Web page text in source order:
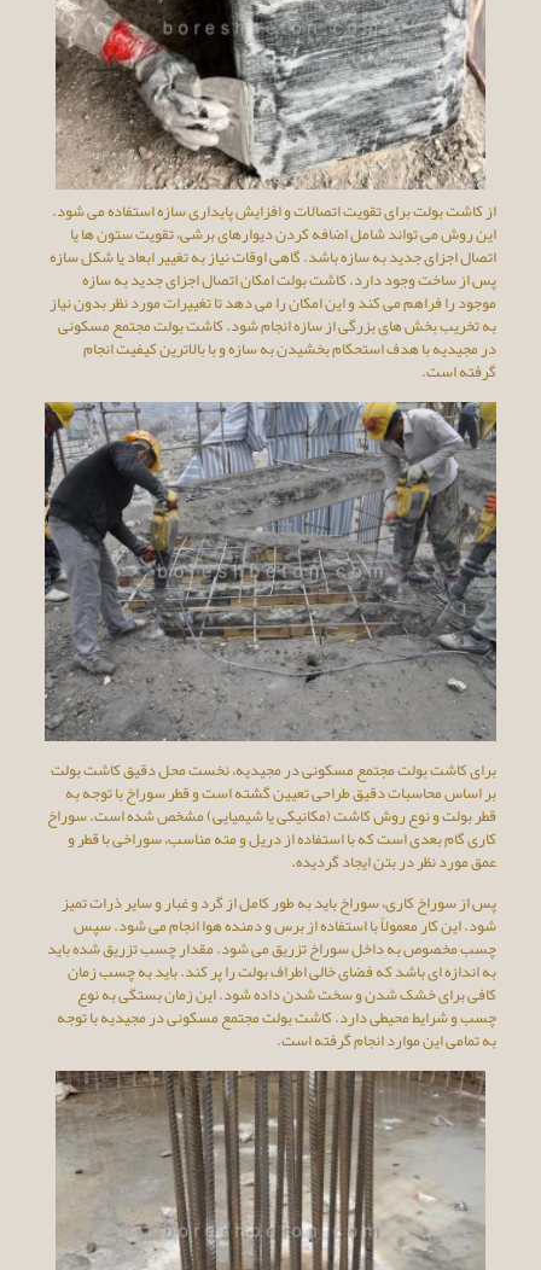
از کاشت بولت برای تقویت اتصالات و افزایش پایداری سازه استفاده می شود.
این روش می تواند شامل اضافه کردن دیوارهای برشی، تقویت ستون ها یا
اتصال اجزای جدید به سازه باشد. گاهی اوقات نیاز به تغییر ابعاد یا شکل سازه
پس از ساخت وجود دارد. کاشت بولت امکان اتصال اجزای جدید به سازه
موجود را فراهم می کند و این امکان را می دهد تا تغییرات مورد نظر بدون نیاز
به تخریب بخش های بزرگی از سازه انجام شود. کاشت بولت مجتمع مسکونی
در مجیدیه با هدف استحکام بخشیدن به سازه و با بالاترین کیفیت انجام
گرفته است.
برای کاشت بولت مجتمع مسکونی در مجیدیه، نخست محل دقیق کاشت بولت
بر اساس محاسبات دقیق طراحی تعیین گشته است و قطر سوراخ با توجه به
قطر بولت و نوع روش کاشت (مکانیکی یا شیمیایی) مشخص شده است. سوراخ
کاری گام بعدی است که با استفاده از دریل و مته مناسب، سوراخی با قطر و
عمق مورد نظر در بتن ایجاد گردیده.
پس از سوراخ کاری، سوراخ باید به طور کامل از گرد و غبار و سایر ذرات تمیز
شود. این کار معمولاً با استفاده از برس و دمنده هوا انجام می شود. سپس
چسب مخصوص به داخل سوراخ تزریق می شود. مقدار چسب تزریق شده باید
به اندازه ای باشد که فضای خالی اطراف بولت را پر کند. باید به چسب زمان
کافی برای خشک شدن و سخت شدن داده شود. این زمان بستگی به نوع
چسب و شرایط محیطی دارد. کاشت بولت مجتمع مسکونی در مجیدیه با توجه
به تمامی این موارد انجام گرفته است.